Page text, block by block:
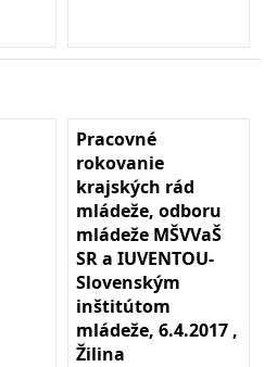
Pracovné
rokovanie
krajských rád
mládeže, odboru
mládeže MŠVVaŠ
SR a IUVENTOU-
Slovenským
inštitútom
mládeže, 6.4.2017 ,
Žilina